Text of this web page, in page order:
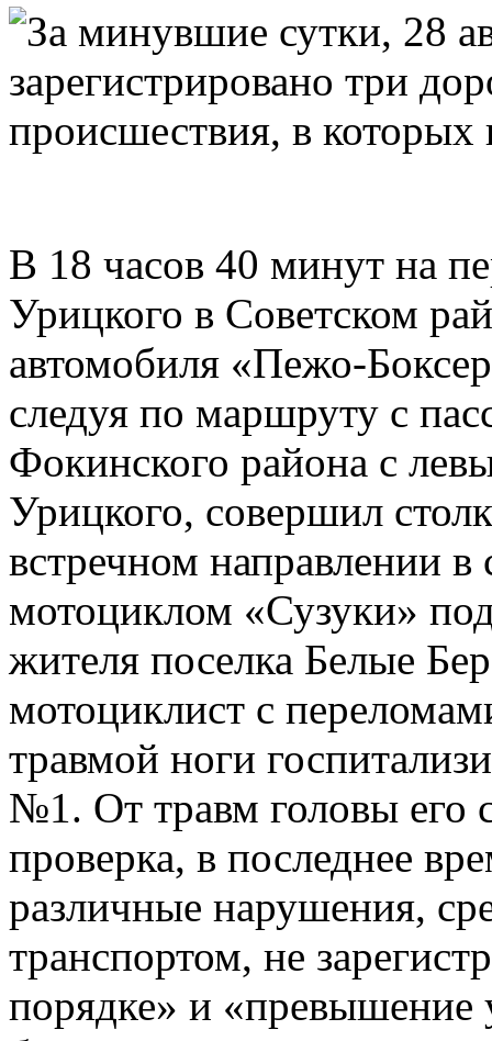
За минувшие сутки, 28
зарегистрировано три
происшествия, в которых
В 18 часов 40 минут на
Урицкого в Советском
автомобиля «Пежо-
следуя по маршруту с
Фокинского района с
Урицкого, совершил
встречном направлении
мотоциклом «Сузуки»
жителя поселка Белые
мотоциклист с
травмой ноги
№1. От травм головы его
проверка, в последнее
различные нарушения,
транспортом, не
порядке» и «превышение